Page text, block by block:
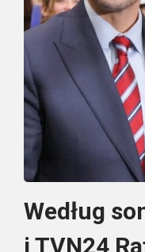
Według
i TVN24